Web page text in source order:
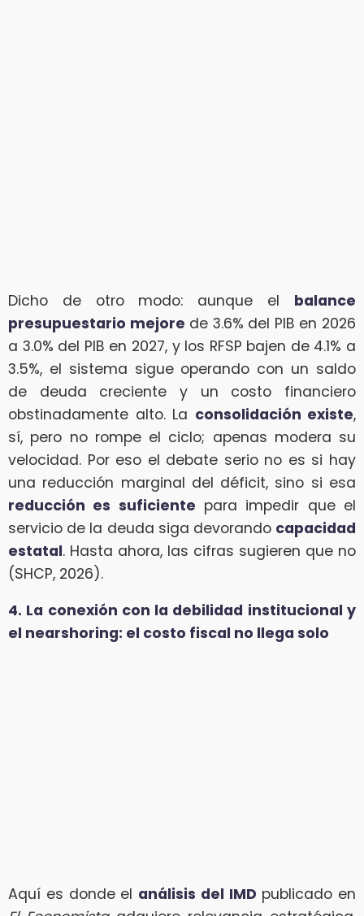
Dicho de otro modo: aunque el balance
presupuestario mejore de 3.6% del PIB en 2026
a 3.0% del PIB en 2027, y los RFSP bajen de 4.1% a
3.5%, el sistema sigue operando con un saldo
de deuda creciente y un costo financiero
obstinadamente alto. La consolidación existe,
sí, pero no rompe el ciclo; apenas modera su
velocidad. Por eso el debate serio no es si hay
una reducción marginal del déficit, sino si esa
reducción es suficiente para impedir que el
servicio de la deuda siga devorando capacidad
estatal. Hasta ahora, las cifras sugieren que no
(SHCP, 2026).
4. La conexión con la debilidad institucional y
el nearshoring: el costo fiscal no llega solo
Aquí es donde el análisis del IMD publicado en